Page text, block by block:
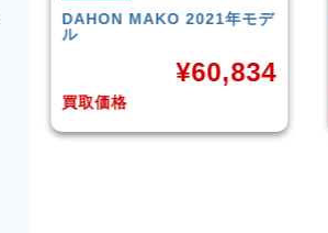
BIANCHILepre
買取価格
¥20,000